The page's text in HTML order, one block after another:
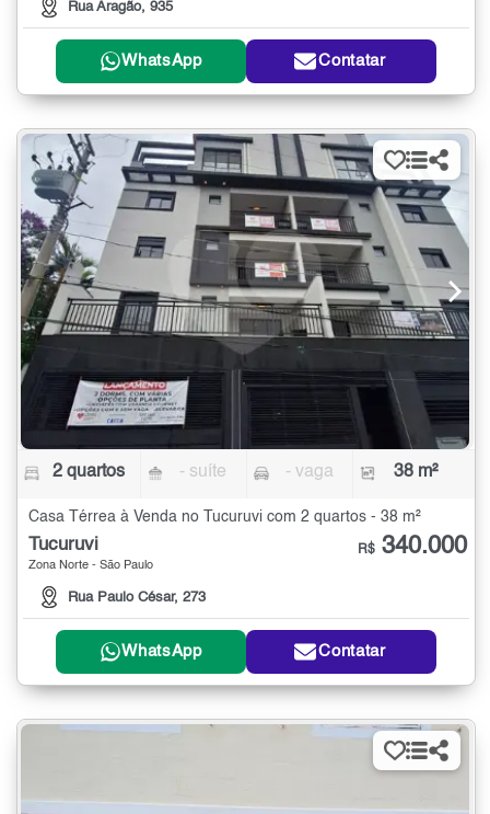
Rua Aragão, 935
WhatsApp Contatar
2 quartos - suíte - vaga 38 m²
Casa Térrea à Venda no Tucuruvi com 2 quartos - 38 m²
Tucuruvi
Zona Norte - São Paulo
Rua Paulo César, 273
R$ 340.000
WhatsApp Contatar